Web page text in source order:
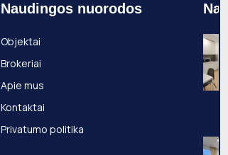
Naudingos nuorodos
Objektai
Brokeriai
Apie mus
Kontaktai
Privatumo politika